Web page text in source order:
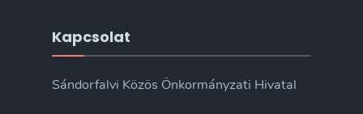
Kapcsolat
Sándorfalvi Közös Önkormányzati Hivatal